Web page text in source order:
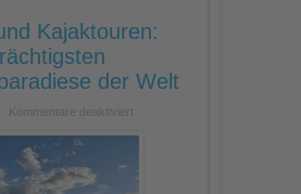
Kajaktouren:
der Welt
Kommentare deaktiviertfür
und
7